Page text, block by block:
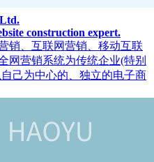
construction expert.
销、互联网营销、移动互联
网营销系统为传统企业(特别
己为中心的、独立的电子商